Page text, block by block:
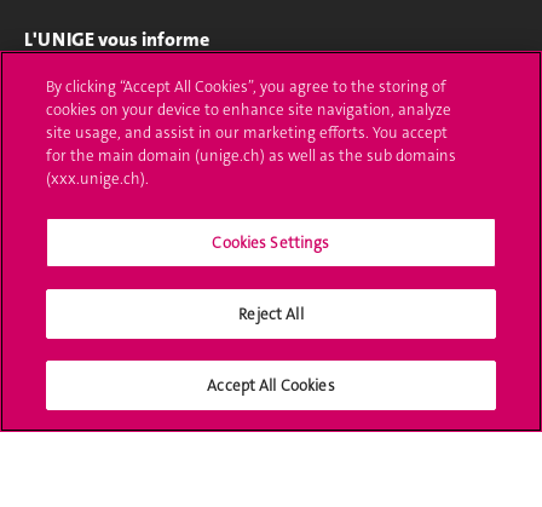
L'UNIGE vous informe
UNIGE Mobile
Médias
Offres d'emploi
Calendrier académique
Médias sociaux UNIGE
By clicking “Accept All Cookies”, you agree to the storing of
cookies on your device to enhance site navigation, analyze
site usage, and assist in our marketing efforts. You accept
for the main domain (unige.ch) as well as the sub domains
(xxx.unige.ch).
Cookies Settings
Reject All
Accept All Cookies